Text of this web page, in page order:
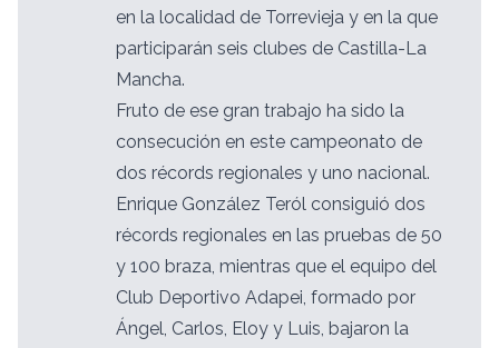
en la localidad de Torrevieja y en la que
participarán seis clubes de Castilla-La
Mancha.
Fruto de ese gran trabajo ha sido la
consecución en este campeonato de
dos récords regionales y uno nacional.
Enrique González Teról consiguió dos
récords regionales en las pruebas de 50
y 100 braza, mientras que el equipo del
Club Deportivo Adapei, formado por
Ángel, Carlos, Eloy y Luis, bajaron la